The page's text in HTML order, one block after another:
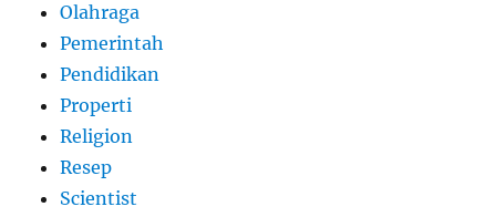
Olahraga
Pemerintah
Pendidikan
Properti
Religion
Resep
Scientist